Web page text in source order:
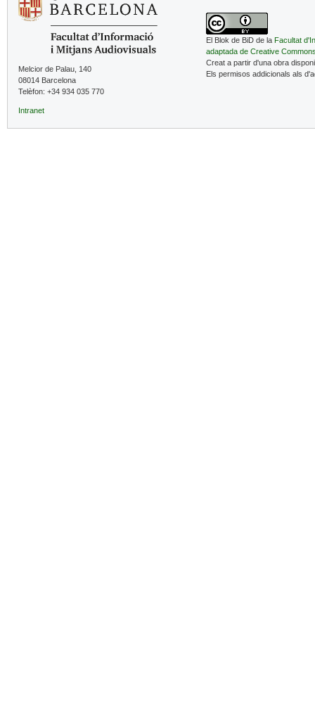
Melcior de Palau, 140
08014 Barcelona
Telèfon: +34 934 035 770
Intranet
El Blok de BiD de la Facultat
adaptada de Creative
Creat a partir d'una obra
Els permisos addicionals als